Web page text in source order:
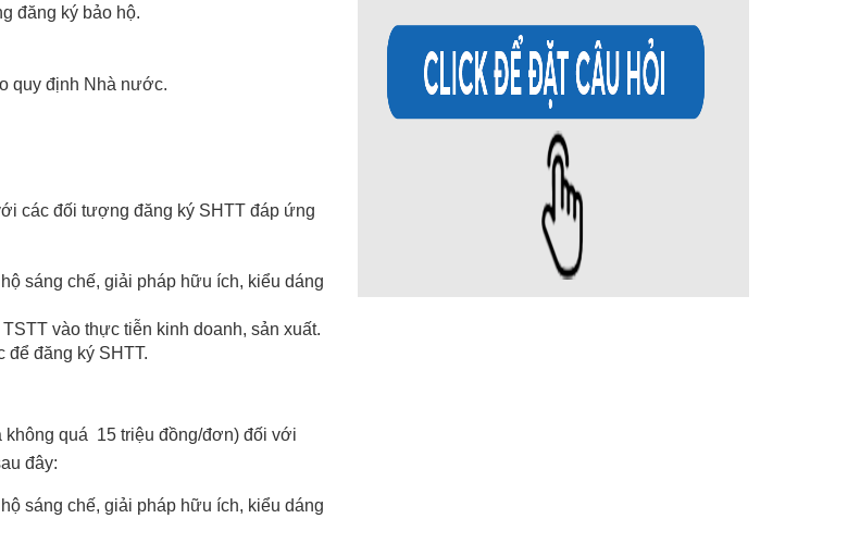
đăng ký bảo hộ.
quy định Nhà nước.
các đối tượng đăng ký SHTT đáp ứng
sáng chế, giải pháp hữu ích, kiểu dáng
vào thực tiễn kinh doanh, sản xuất.
đăng ký SHTT.
không quá 15 triệu đồng/đơn) đối với
đây:
sáng chế, giải pháp hữu ích, kiểu dáng